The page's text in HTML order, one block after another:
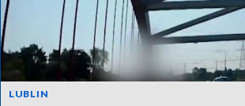
LUBLIN